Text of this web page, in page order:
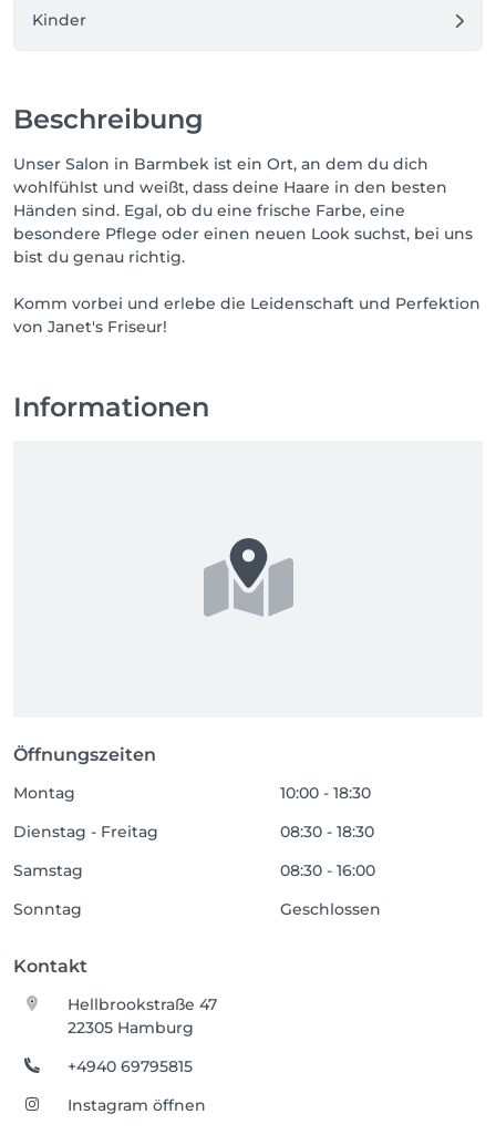
Kinder
Beschreibung
Unser Salon in Barmbek ist ein Ort, an dem du dich
wohlfühlst und weißt, dass deine Haare in den besten
Händen sind. Egal, ob du eine frische Farbe, eine
besondere Pflege oder einen neuen Look suchst, bei uns
bist du genau richtig.
Komm vorbei und erlebe die Leidenschaft und Perfektion
von Janet's Friseur!
Informationen
Öffnungszeiten
Montag
10:00 - 18:30
Dienstag - Freitag
08:30 - 18:30
Samstag
08:30 - 16:00
Sonntag
Geschlossen
Kontakt
Hellbrookstraße 47
22305 Hamburg
+4940 69795815
Instagram öffnen